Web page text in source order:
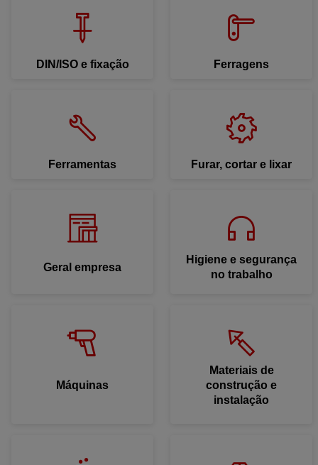
DIN/ISO e fixação Ferragens
Ferramentas Furar, cortar e lixar
Geral empresa
Higiene e segurança
no trabalho
Máquinas
Materiais de
construção e
instalação